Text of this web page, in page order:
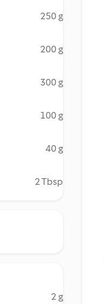
250 g
200 g
300 g
100 g
40 g
2 Tbsp
2 g